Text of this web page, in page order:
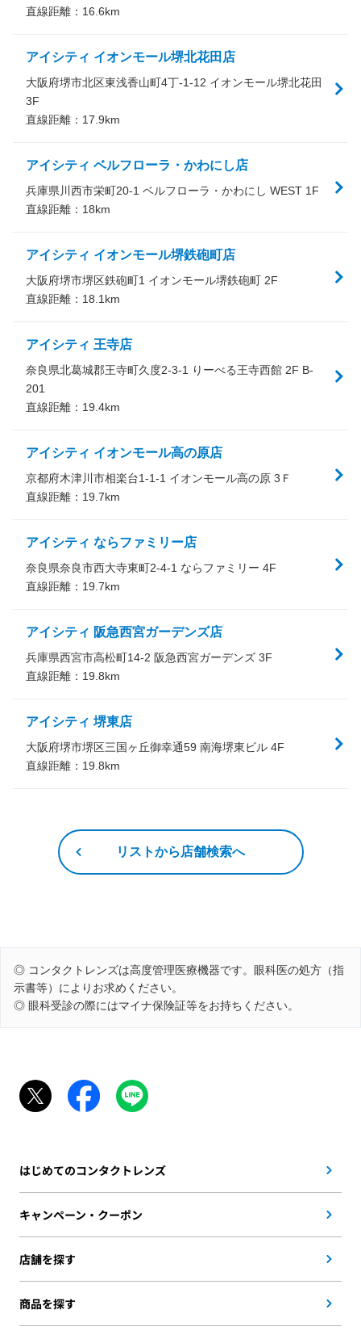
直線距離： 16.6km
アイシティ イオンモール堺北花田店
大阪府堺市北区東浅香山町4丁-1-12 イオンモール堺北花田
3F
直線距離： 17.9km
アイシティ ベルフローラ・かわにし店
兵庫県川西市栄町20-1 ベルフローラ・かわにし WEST 1F
直線距離： 18km
アイシティ イオンモール堺鉄砲町店
大阪府堺市堺区鉄砲町1 イオンモール堺鉄砲町 2F
直線距離： 18.1 km
アイシティ 王寺店
奈良県北葛城郡王寺町久度2-3-1 りーべる王寺西館 2F B-
201
直線距離： 19.4km
アイシティ イオンモール高の原店
京都府木津川市相楽台1-1-1 イオンモール高の原 3Ｆ
直線距離： 19.7km
アイシティ ならファミリー店
奈良県奈良市西大寺東町2-4-1 ならファミリー 4F
直線距離： 19.7km
アイシティ 阪急西宮ガーデンズ店
兵庫県西宮市高松町14-2 阪急西宮ガーデンズ 3F
直線距離： 19.8km
アイシティ 堺東店
大阪府堺市堺区三国ヶ丘御幸通59 南海堺東ビル 4F
直線距離： 19.8km
リストから店舗検索へ
◎ コンタクトレンズは高度管理医療機器です。眼科医の処方（指
示書等）によりお求めください。
◎ 眼科受診の際にはマイナ保険証等をお持ちください。
はじめてのコンタクトレンズ
キャンペーン・クーポン
店舗を探す
商品を探す